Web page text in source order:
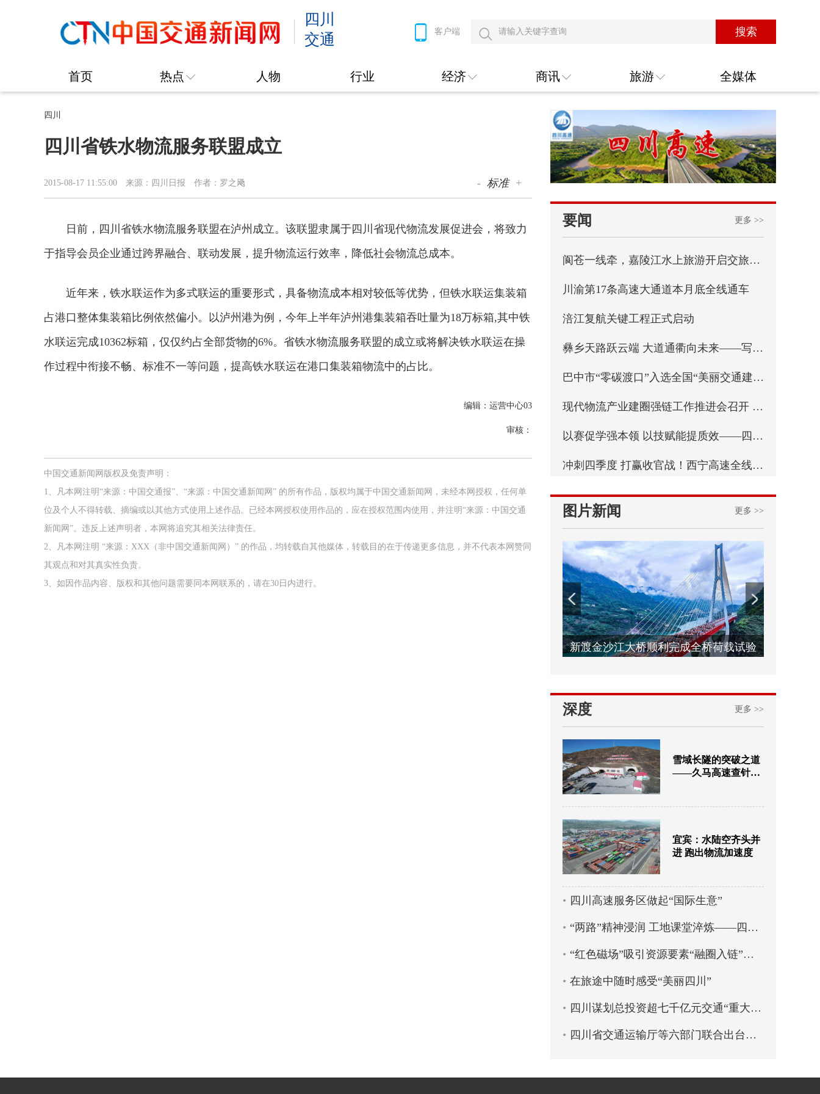
四川
交通
客户端 搜索
首页 热点 人物 行业 经济 商讯 旅游 全媒体
四川
四川省铁水物流服务联盟成立
2015-08-17 11:55:00 来源：四川日报 作者：罗之飏 - 标准 +
日前，四川省铁水物流服务联盟在泸州成立。该联盟隶属于四川省现代物流发展促进会，将致力
于指导会员企业通过跨界融合、联动发展，提升物流运行效率，降低社会物流总成本。
近年来，铁水联运作为多式联运的重要形式，具备物流成本相对较低等优势，但铁水联运集装箱
占港口整体集装箱比例依然偏小。以泸州港为例，今年上半年泸州港集装箱吞吐量为18万标箱,其中铁
水联运完成10362标箱，仅仅约占全部货物的6%。省铁水物流服务联盟的成立或将解决铁水联运在操
作过程中衔接不畅、标准不一等问题，提高铁水联运在港口集装箱物流中的占比。
编辑：运营中心03
审核：
中国交通新闻网版权及免责声明：
1、凡本网注明“来源：中国交通报”、“来源：中国交通新闻网” 的所有作品，版权均属于中国交通新闻网，未经本网授权，任何单
位及个人不得转载、摘编或以其他方式使用上述作品。已经本网授权使用作品的，应在授权范围内使用，并注明“来源：中国交通
新闻网”。违反上述声明者，本网将追究其相关法律责任。
2、凡本网注明 “来源：XXX（非中国交通新闻网）” 的作品，均转载自其他媒体，转载目的在于传递更多信息，并不代表本网赞同
其观点和对其真实性负责。
3、如因作品内容、版权和其他问题需要同本网联系的，请在30日内进行。
要闻 更多 >>
阆苍一线牵，嘉陵江水上旅游开启交旅融合新篇章
​川渝第17条高速大通道本月底全线通车
​涪江复航关键工程正式启动
彝乡天路跃云端 大道通衢向未来——写在乐西高速马边至昭觉段通车之际
巴中市“零碳渡口”入选全国“美丽交通建设实践案例”
现代物流产业建圈强链工作推进会召开 实施“八个一”专项行动 四川纵深推进现代物流产业建圈强链
以赛促学强本领 以技赋能提质效——四川省交通运输行业统计强基行动首届职工职业技能比赛成功举办
冲刺四季度 打赢收官战！西宁高速全线最长连续刚构桥西洛河大桥左幅顺利合龙
图片新闻 更多 >>
新渡金沙江大桥顺利完成全桥荷载试验
深度 更多 >>
雪域长隧的突破之道
——久马高速查针梁
宜宾：水陆空齐头并
进 跑出物流加速度
四川高速服务区做起“国际生意”
“两路”精神浸润 工地课堂淬炼——四川交通职业技术学院创新培养蜀道工匠人才
“红色磁场”吸引资源要素“融圈入链”——蜀道集团以党建引领物流产业高质量发展
在旅途中随时感受“美丽四川”
四川谋划总投资超七千亿元交通“重大项目包”
四川省交通运输厅等六部门联合出台政策 11条措施全力支持乡村旅游高质量发展